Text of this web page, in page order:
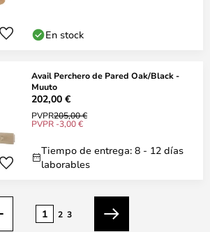
En stock
Avail Perchero de Pared Oak/Black -
Muuto
202,00 €
PVPR205,00 €
PVPR -3,00 €
Tiempo de entrega: 8 - 12 días
laborables
1 2 3
Siguiente